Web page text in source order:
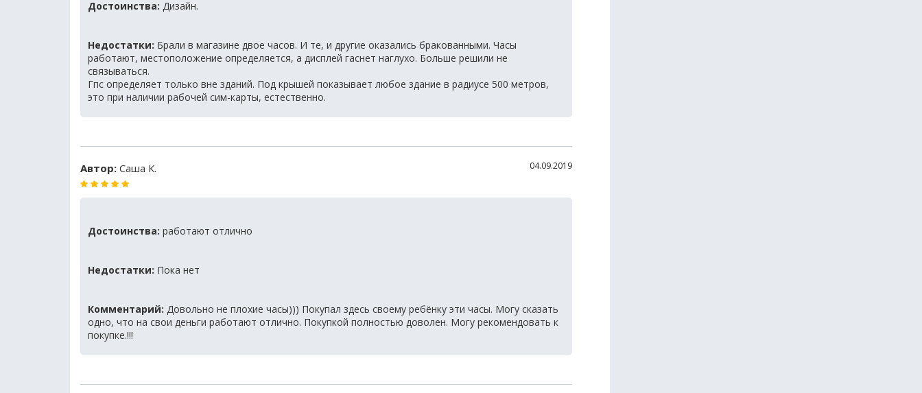
Достоинства: Дизайн.
Недостатки: Брали в магазине двое часов. И те, и другие оказались бракованными. Часы
работают, местоположение определяется, а дисплей гаснет наглухо. Больше решили не
связываться.
Гпс определяет только вне зданий. Под крышей показывает любое здание в радиусе 500 метров,
это при наличии рабочей сим-карты, естественно.
Автор: Саша К. 04.09.2019
Достоинства: работают отлично
Недостатки: Пока нет
Комментарий: Довольно не плохие часы))) Покупал здесь своему ребёнку эти часы. Могу сказать
одно, что на свои деньги работают отлично. Покупкой полностью доволен. Могу рекомендовать к
покупке.!!!